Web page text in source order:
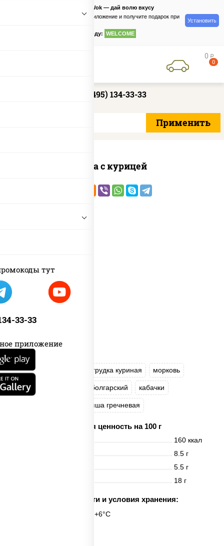
тут
33-33
приложение
PizzaSushiWok — дай волю вкусу
Скачайте приложение и получите подарок при
по промокоду: WELCOME
Установить
0 руб
0
+7 (495) 134-33-33
Соба с курицей
масло растительное грудка куриная морковь
лук репчатый перец болгарский кабачки
лапша гречневая
Пищевая ценность на 100 г
160 ккал
8.5 г
5.5 г
18 г
Срок годности и условия хранения:
6 часов при t° от +2°C до +6°C